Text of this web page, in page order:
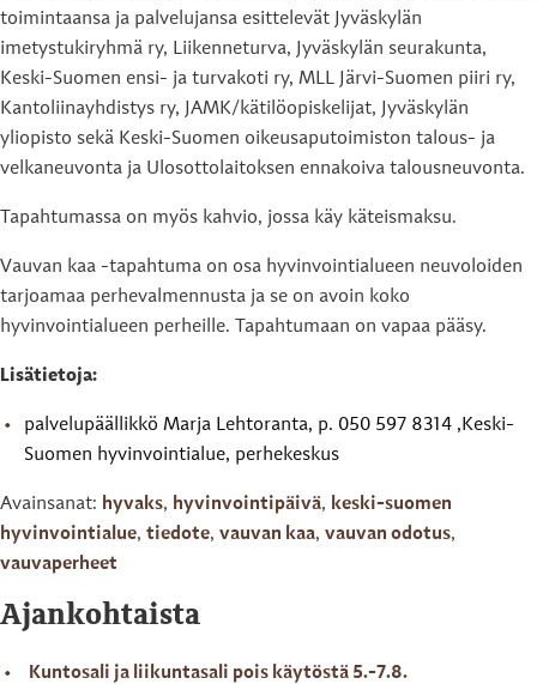
toimintaansa ja palvelujansa esittelevät Jyväskylän
imetystukiryhmä ry, Liikenneturva, Jyväskylän seurakunta,
Keski-Suomen ensi- ja turvakoti ry, MLL Järvi-Suomen piiri ry,
Kantoliinayhdistys ry, JAMK/kätilöopiskelijat, Jyväskylän
yliopisto sekä Keski-Suomen oikeusaputoimiston talous- ja
velkaneuvonta ja Ulosottolaitoksen ennakoiva talousneuvonta.
Tapahtumassa on myös kahvio, jossa käy käteismaksu.
Vauvan kaa -tapahtuma on osa hyvinvointialueen neuvoloiden
tarjoamaa perhevalmennusta ja se on avoin koko
hyvinvointialueen perheille. Tapahtumaan on vapaa pääsy.
Lisätietoja:
palvelupäällikkö Marja Lehtoranta, p. 050 597 8314 ,Keski-
Suomen hyvinvointialue, perhekeskus
Avainsanat: hyvaks, hyvinvointipäivä, keski-suomen
hyvinvointialue, tiedote, vauvan kaa, vauvan odotus,
vauvaperheet
Ajankohtaista
Kuntosali ja liikuntasali pois käytöstä 5.-7.8.